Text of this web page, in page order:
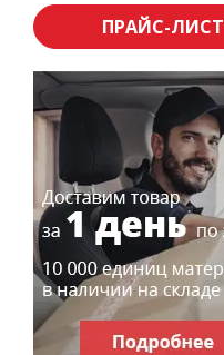
ПРАЙС-ЛИСТ